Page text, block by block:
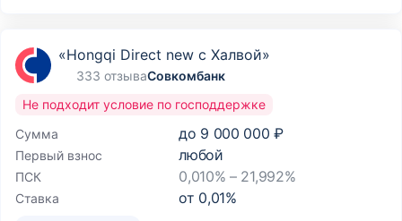
«Hongqi Direct new с Халвой»
333 отзываСовкомбанк
Сумма до 9 000 000 ₽
Первый взнос любой
ПСК 0,010% – 21,992%
Ставка от 0,01%
Не подходит условие по господдержке